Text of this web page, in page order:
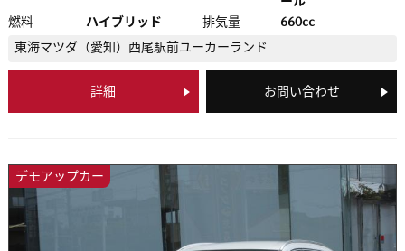
燃料
ハイブリッド 排気量
660cc
東海マツダ（愛知） 西尾駅前ユーカーランド
詳細 お問い合わせ
デモアップカー